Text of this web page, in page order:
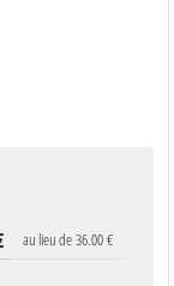
au lieu de36.00 €